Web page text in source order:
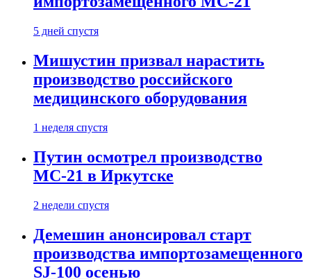
5 дней спустя
Мишустин призвал нарастить
производство российского
медицинского оборудования
1 неделя спустя
Путин осмотрел производство
МС-21 в Иркутске
2 недели спустя
Демешин анонсировал старт
производства импортозамещенного
SJ-100 осенью